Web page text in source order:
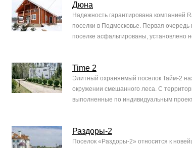
Дюна
Надежность гарантирована компанией
поселки в Подмосковье. Первая
поселке асфальтированы, установлено
Time 2
Элитный охраняемый поселок Тайм-2
окружении смешанного леса. С
выполненные по индивидуальным
Раздоры-2
Поселок «Раздоры-2» относится к